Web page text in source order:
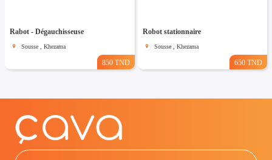
Rabot - Dégauchisseuse
Sousse , Khezama
850 TND
Robot stationnaire
Sousse , Khezama
650 TND